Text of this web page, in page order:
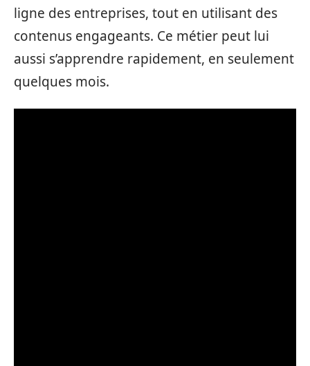
ligne des entreprises, tout en utilisant des
contenus engageants. Ce métier peut lui
aussi s’apprendre rapidement, en seulement
quelques mois.